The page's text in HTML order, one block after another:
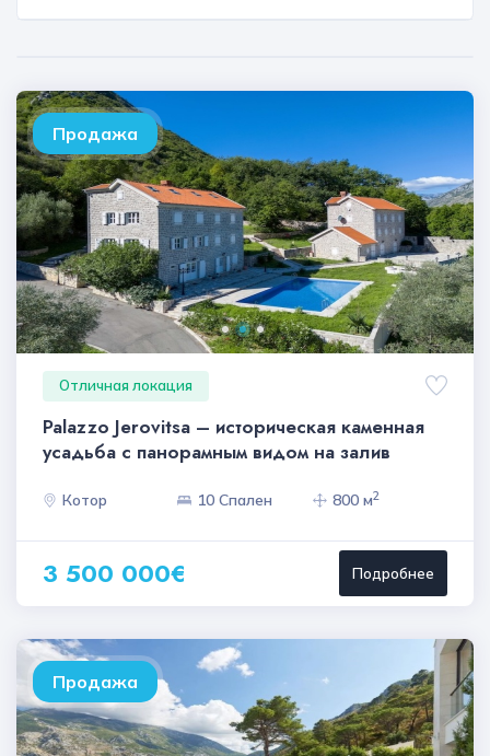
Продажа
Отличная локация
Palazzo Jerovitsa – историческая каменная
усадьба с панорамным видом на залив
Котор 10 Спален 800 м2
3 500 000€ Подробнее
Продажа